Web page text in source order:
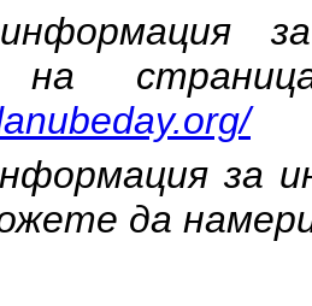
информация
на
за
да